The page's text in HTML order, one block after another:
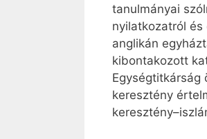
tanulmányai
nyilatkozatról
anglikán
kibontakozott
Egységtitkárság
keresztény